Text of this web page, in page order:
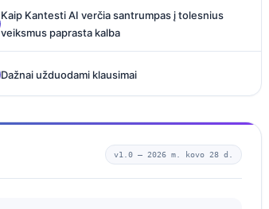
Kaip Kantesti AI verčia santrumpas į tolesnius
veiksmus paprasta kalba
Dažnai užduodami klausimai
v1.0 — 2026 m. kovo 28 d.